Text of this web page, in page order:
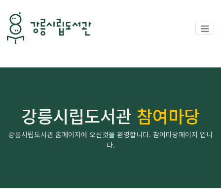
강릉시립도서관 참여마당
강릉시립도서관 홈페이지에 오신것을 환영합니다. 참여마당페이지 입니
다.